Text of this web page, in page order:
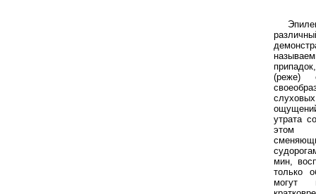
(реже)
утрата
этом
мин,
только
могут